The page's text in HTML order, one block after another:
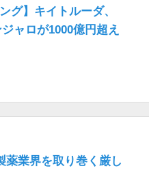
グ】キイトルーダ、
ャロが1000億円超え
薬業界を取り巻く厳し